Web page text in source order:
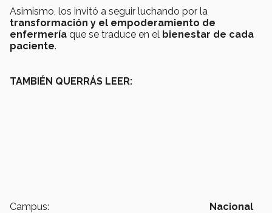
Asimismo, los invitó a seguir luchando por la
transformación y el empoderamiento de
enfermería que se traduce en el bienestar de cada
paciente.
TAMBIÉN QUERRÁS LEER:
Campus: Nacional